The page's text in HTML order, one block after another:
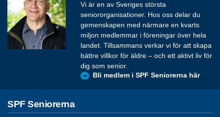
Vi är en av Sveriges största
seniororganisationer. Hos oss delar du
gemenskapen med närmare en kvarts
miljon medlemmar i föreningar över hela
landet. Tillsammans verkar vi för att skapa
bättre villkor för äldre – och ett aktivt liv för
dig som senior.
Bli medlem i SPF Seniorerna här
SPF Seniorerna